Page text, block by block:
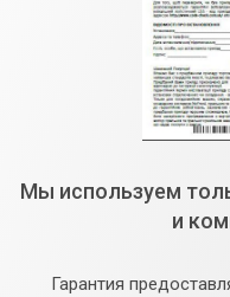
Мы используем
и
Гарантия